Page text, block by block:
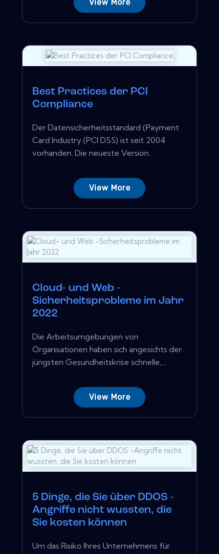
View More
Best Practices der PCI
Compliance
Der Datensicherheitsstandard (Payment
Card Industry (PCI DSS) ist seit 2004
vorhanden. Die neueste Version...
View More
Cloud- und Web -
Sicherheitsprobleme im Jahr
2022
Die Arbeitsumgebungen von
Organisationen haben sich angesichts der
jüngsten Gesundheitskrise schnelle,...
View More
5 Dinge, die Sie über DDOS -
Angriffe nicht wussten, die
Sie kosten können
Um das Risiko Ihres Unternehmens für